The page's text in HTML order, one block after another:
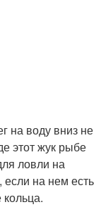
на воду вниз не
этот жук рыбе
ловли на
если на нем есть